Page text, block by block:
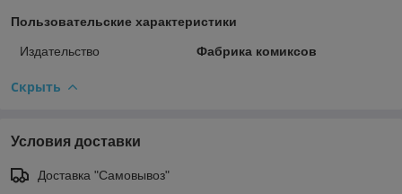
Пользовательские характеристики
Издательство Фабрика комиксов
Скрыть
Условия доставки
Доставка "Самовывоз"